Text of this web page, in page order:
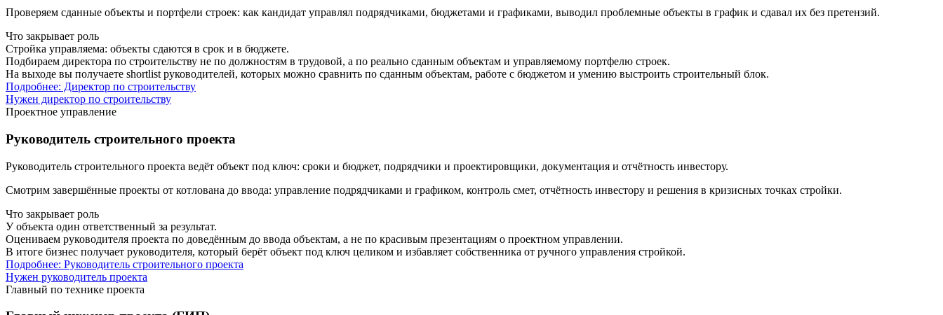
Проверяем сданные объекты и портфели строек: как кандидат управлял подрядчиками, бюджетами и графиками, выводил проблемные объекты в график и сдавал их без претензий.
Что закрывает роль
Стройка управляема: объекты сдаются в срок и в бюджете.
Подбираем директора по строительству не по должностям в трудовой, а по реально сданным объектам и управляемому портфелю строек.
На выходе вы получаете shortlist руководителей, которых можно сравнить по сданным объектам, работе с бюджетом и умению выстроить строительный блок.
Подробнее: Директор по строительству
Нужен директор по строительству
Проектное управление
Руководитель строительного проекта
Руководитель строительного проекта ведёт объект под ключ: сроки и бюджет, подрядчики и проектировщики, документация и отчётность инвестору.
Смотрим завершённые проекты от котлована до ввода: управление подрядчиками и графиком, контроль смет, отчётность инвестору и решения в кризисных точках стройки.
Что закрывает роль
У объекта один ответственный за результат.
Оцениваем руководителя проекта по доведённым до ввода объектам, а не по красивым презентациям о проектном управлении.
В итоге бизнес получает руководителя, который берёт объект под ключ целиком и избавляет собственника от ручного управления стройкой.
Подробнее: Руководитель строительного проекта
Нужен руководитель проекта
Главный по технике проекта